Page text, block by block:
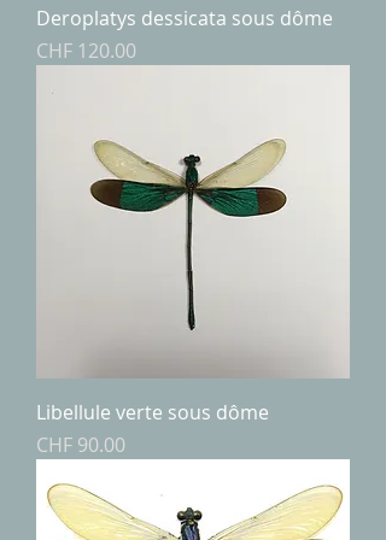
Deroplatys dessicata sous dôme
Price
CHF 120.00
Libellule verte sous dôme
Price
CHF 90.00